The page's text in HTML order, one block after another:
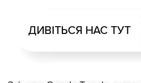
ДИВІТЬСЯ НАС ТУТ